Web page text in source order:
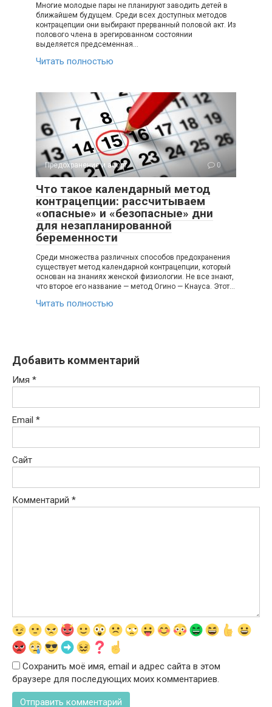
Многие молодые пары не планируют заводить детей в
ближайшем будущем. Среди всех доступных методов
контрацепции они выбирают прерванный половой акт. Из
полового члена в эрегированном состоянии
выделяется предсеменная…
Читать полностью
Предохранение и аборт 0
Что такое календарный метод
контрацепции: рассчитываем
«опасные» и «безопасные» дни
для незапланированной
беременности
Среди множества различных способов предохранения
существует метод календарной контрацепции, который
основан на знаниях женской физиологии. Не все знают,
что второе его название — метод Огино — Кнауса. Этот…
Читать полностью
Добавить комментарий
Имя *
Email *
Сайт
Комментарий *
Сохранить моё имя, email и адрес сайта в этом
браузере для последующих моих комментариев.